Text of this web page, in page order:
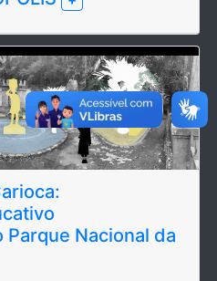
Nacional da